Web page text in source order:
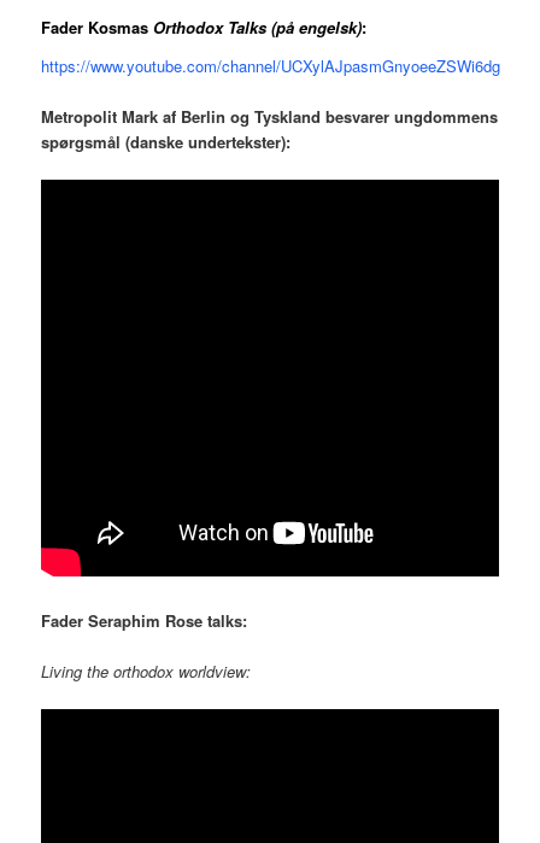
Fader Kosmas Orthodox Talks (på engelsk):
https://www.youtube.com/channel/UCXylAJpasmGnyoeeZSWi6dg
Metropolit Mark af Berlin og Tyskland besvarer ungdommens
spørgsmål (danske undertekster):
Fader Seraphim Rose talks:
Living the orthodox worldview: